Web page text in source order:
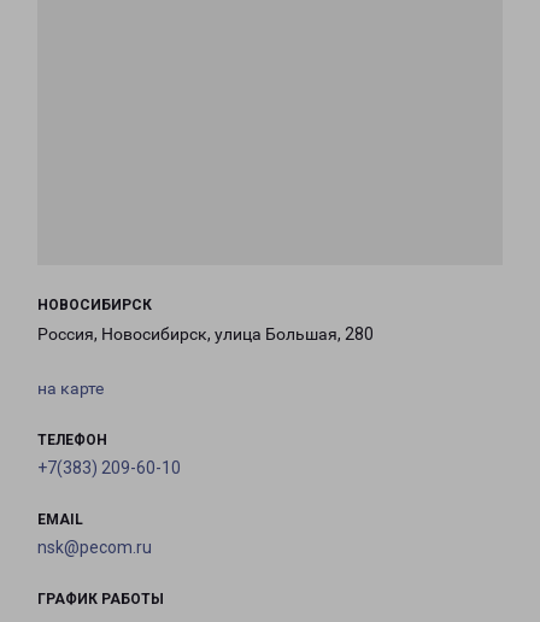
НОВОСИБИРСК
Россия, Новосибирск, улица Большая, 280
на карте
ТЕЛЕФОН
+7(383) 209-60-10
EMAIL
nsk@pecom.ru
ГРАФИК РАБОТЫ